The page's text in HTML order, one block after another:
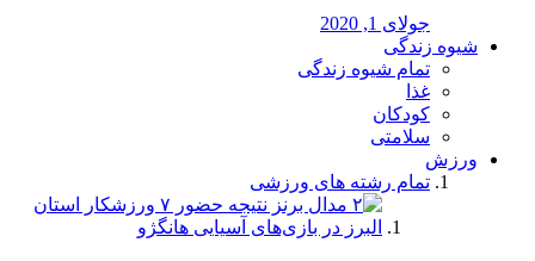
جولای 1, 2020
شیوه زندگی
تمام شیوه زندگی
غذا
کودکان
سلامتی
ورزش
تمام رشته های ورزشی